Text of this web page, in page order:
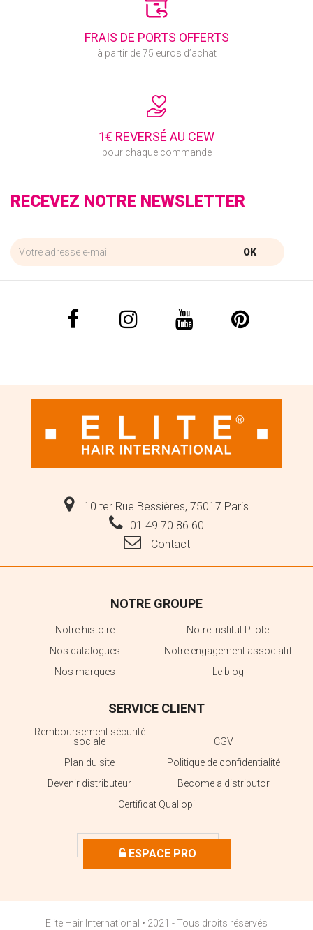
FRAIS DE PORTS OFFERTS
à partir de 75 euros d’achat
1€ REVERSÉ AU CEW
pour chaque commande
RECEVEZ NOTRE NEWSLETTER
OK
10 ter Rue Bessières, 75017 Paris
01 49 70 86 60
Contact
NOTRE GROUPE
Notre histoire
Notre institut Pilote
Nos catalogues
Notre engagement associatif
Nos marques
Le blog
SERVICE CLIENT
Remboursement sécurité
sociale
CGV
Plan du site
Politique de confidentialité
Devenir distributeur
Become a distributor
Certificat Qualiopi
ESPACE PRO
Elite Hair International • 2021 - Tous droits réservés